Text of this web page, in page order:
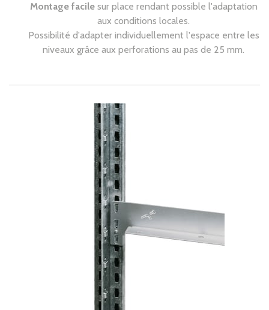
Montage facilesur place rendant possible l'adaptation
aux conditions locales.
Possibilité d'adapter individuellement l'espace entre les
niveaux grâce aux perforations au pas de 25 mm.